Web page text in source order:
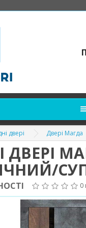
двері Двері Магда
ДВЕРІ
0